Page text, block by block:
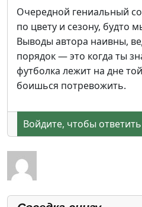
Очередной гениальный
по цвету и сезону, будто
Выводы автора наивны,
порядок — это когда ты
футболка лежит на дне
боишься потревожить.
Войдите, чтобы ответить